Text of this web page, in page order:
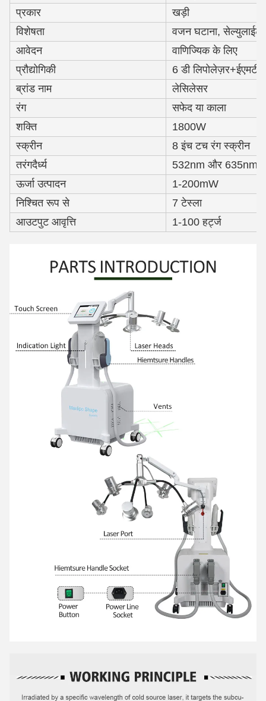
प्रकार
खड़ी
विशेषता
वजन घटाना, सेल्युलाईट
आवेदन
वाणिज्यिक के लिए
प्रौद्योगिकी
6 डी लिपोलेज़र+ईएमटी
ब्रांड नाम
लेसिलेसर
रंग
सफेद या काला
शक्ति
1800W
स्क्रीन
8 इंच टच रंग स्क्रीन
तरंगदैर्ध्य
532nm और 635nm
ऊर्जा उत्पादन
1-200mW
निश्चित रूप से
7 टेस्ला
आउटपुट आवृत्ति
1-100 हर्ट्ज